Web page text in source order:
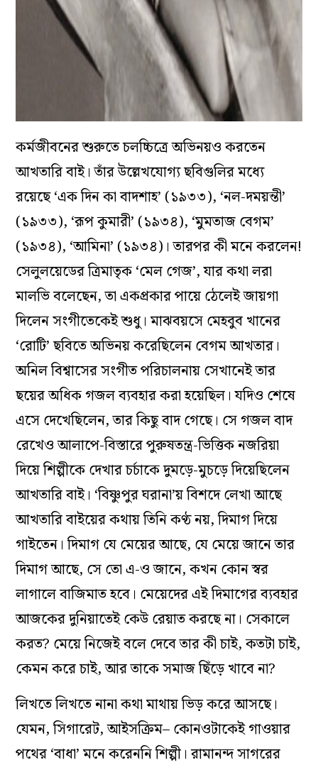
কর্মজীবনের শুরুতে চলচ্চিত্রে অভিনয়ও করতেন
আখতারি বাই। তাঁর উল্লেখযোগ্য ছবিগুলির মধ্যে
রয়েছে ‘এক দিন কা বাদশাহ’ (১৯৩৩), ‘নল-দময়ন্তী’
(১৯৩৩), ‘রূপ কুমারী’ (১৯৩৪), ‘মুমতাজ বেগম’
(১৯৩৪), ‘আমিনা’ (১৯৩৪)। তারপর কী মনে করলেন!
সেলুলয়েডের ত্রিমাতৃক ‘মেল গেজ’, যার কথা লরা
মালভি বলেছেন, তা একপ্রকার পায়ে ঠেলেই জায়গা
দিলেন সংগীতেকেই শুধু। মাঝবয়সে মেহবুব খানের
‘রোটি’ ছবিতে অভিনয় করেছিলেন বেগম আখতার।
অনিল বিশ্বাসের সংগীত পরিচালনায় সেখানেই তার
ছয়ের অধিক গজল ব্যবহার করা হয়েছিল। যদিও শেষে
এসে দেখেছিলেন, তার কিছু বাদ গেছে। সে গজল বাদ
রেখেও আলাপে-বিস্তারে পুরুষতন্ত্র-ভিত্তিক নজরিয়া
দিয়ে শিল্পীকে দেখার চর্চাকে দুমড়ে-মুচড়ে দিয়েছিলেন
আখতারি বাই। ‘বিষ্ণুপুর ঘরানা’য় বিশদে লেখা আছে
আখতারি বাইয়ের কথায় তিনি কণ্ঠ নয়, দিমাগ দিয়ে
গাইতেন। দিমাগ যে মেয়ের আছে, যে মেয়ে জানে তার
দিমাগ আছে, সে তো এ-ও জানে, কখন কোন স্বর
লাগালে বাজিমাত হবে। মেয়েদের এই দিমাগের ব্যবহার
আজকের দুনিয়াতেই কেউ রেয়াত করছে না। সেকালে
করত? মেয়ে নিজেই বলে দেবে তার কী চাই, কতটা চাই,
কেমন করে চাই, আর তাকে সমাজ ছিঁড়ে খাবে না?
লিখতে লিখতে নানা কথা মাথায় ভিড় করে আসছে।
যেমন, সিগারেট, আইসক্রিম– কোনওটাকেই গাওয়ার
পথের ‘বাধা’ মনে করেননি শিল্পী। রামানন্দ সাগরের